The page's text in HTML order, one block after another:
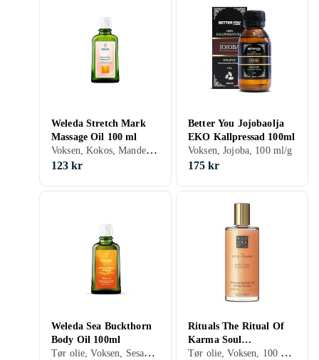
Weleda Stretch Mark
Massage Oil 100 ml
Voksen, Kokos, Mandel, Lavendel, Jojoba, Citron, Hvedekim, Geranium, 100 ml/g
123 kr
Better You Jojobaolja
EKO Kallpressad 100ml
Voksen, Jojoba, 100 ml/g
175 kr
Weleda Sea Buckthorn
Body Oil 100ml
Tør olie, Voksen, Sesam, Havtorn, Citron, Geranium, 100 ml/g
Rituals The Ritual Of
Karma Soul
Shimmering Body OilTør olie, Voksen, 100 ml/g